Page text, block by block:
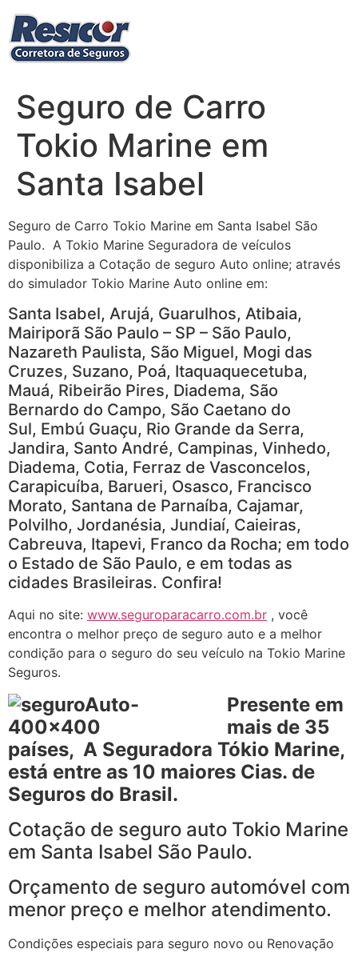
para
conteúdo
Seguro de Carro
Tokio Marine em
Santa Isabel
Seguro de Carro Tokio Marine em Santa Isabel São
Paulo. A Tokio Marine Seguradora de veículos
disponibiliza a Cotação de seguro Auto online; através
do simulador Tokio Marine Auto online em:
Santa Isabel, Arujá, Guarulhos, Atibaia,
Mairiporã São Paulo – SP – São Paulo,
Nazareth Paulista, São Miguel, Mogi das
Cruzes, Suzano, Poá, Itaquaquecetuba,
Mauá, Ribeirão Pires, Diadema, São
Bernardo do Campo, São Caetano do
Sul, Embú Guaçu, Rio Grande da Serra,
Jandira, Santo André, Campinas, Vinhedo,
Diadema, Cotia, Ferraz de Vasconcelos,
Carapicuíba, Barueri, Osasco, Francisco
Morato, Santana de Parnaíba, Cajamar,
Polvilho, Jordanésia, Jundiaí, Caieiras,
Cabreuva, Itapevi, Franco da Rocha; em todo
o Estado de São Paulo, e em todas as
cidades Brasileiras. Confira!
Aqui no site: www.seguroparacarro.com.br , você
encontra o melhor preço de seguro auto e a melhor
condição para o seguro do seu veículo na Tokio Marine
Seguros.
Presente em
mais de 35
países, A Seguradora Tókio Marine,
está entre as 10 maiores Cias. de
Seguros do Brasil.
Cotação de seguro auto Tokio Marine
em Santa Isabel São Paulo.
Orçamento de seguro automóvel com
menor preço e melhor atendimento.
Condições especiais para seguro novo ou Renovação